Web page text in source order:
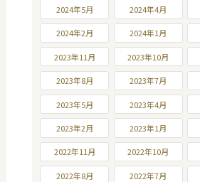
2024年5月 2024年4月
2024年2月 2024年1月
2023年11月 2023年10月
2023年8月 2023年7月
2023年5月 2023年4月
2023年2月 2023年1月
2022年11月 2022年10月
2022年8月 2022年7月